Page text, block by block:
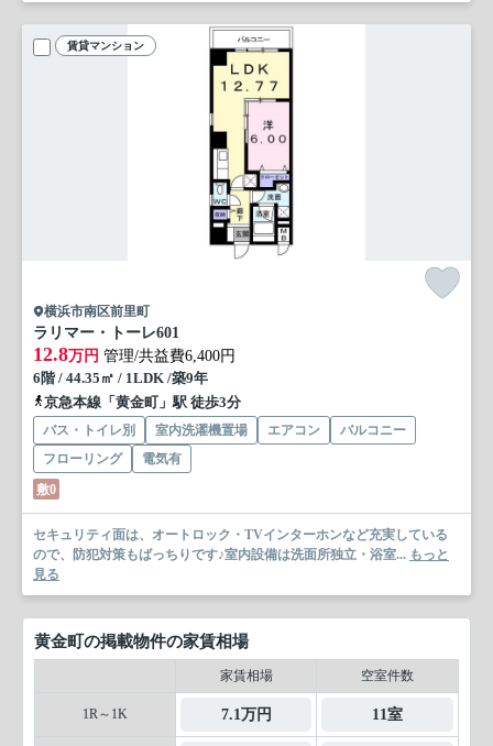
賃貸マンション
横浜市南区前里町
ラリマー・トーレ601
12.8万円 管理/共益費6,400円
6階 / 44.35㎡ / 1LDK /築9年
京急本線「黄金町」駅 徒歩3分
バス・トイレ別 室内洗濯機置場 エアコン
バルコニー
フローリング
電気有
敷0
セキュリティ面は、オートロック・TVインターホンなど充実している
ので、防犯対策もばっちりです♪室内設備は洗面所独立・浴室... もっと
見る
黄金町の掲載物件の家賃相場
家賃相場 空室件数
1R～1K 7.1万円 11室